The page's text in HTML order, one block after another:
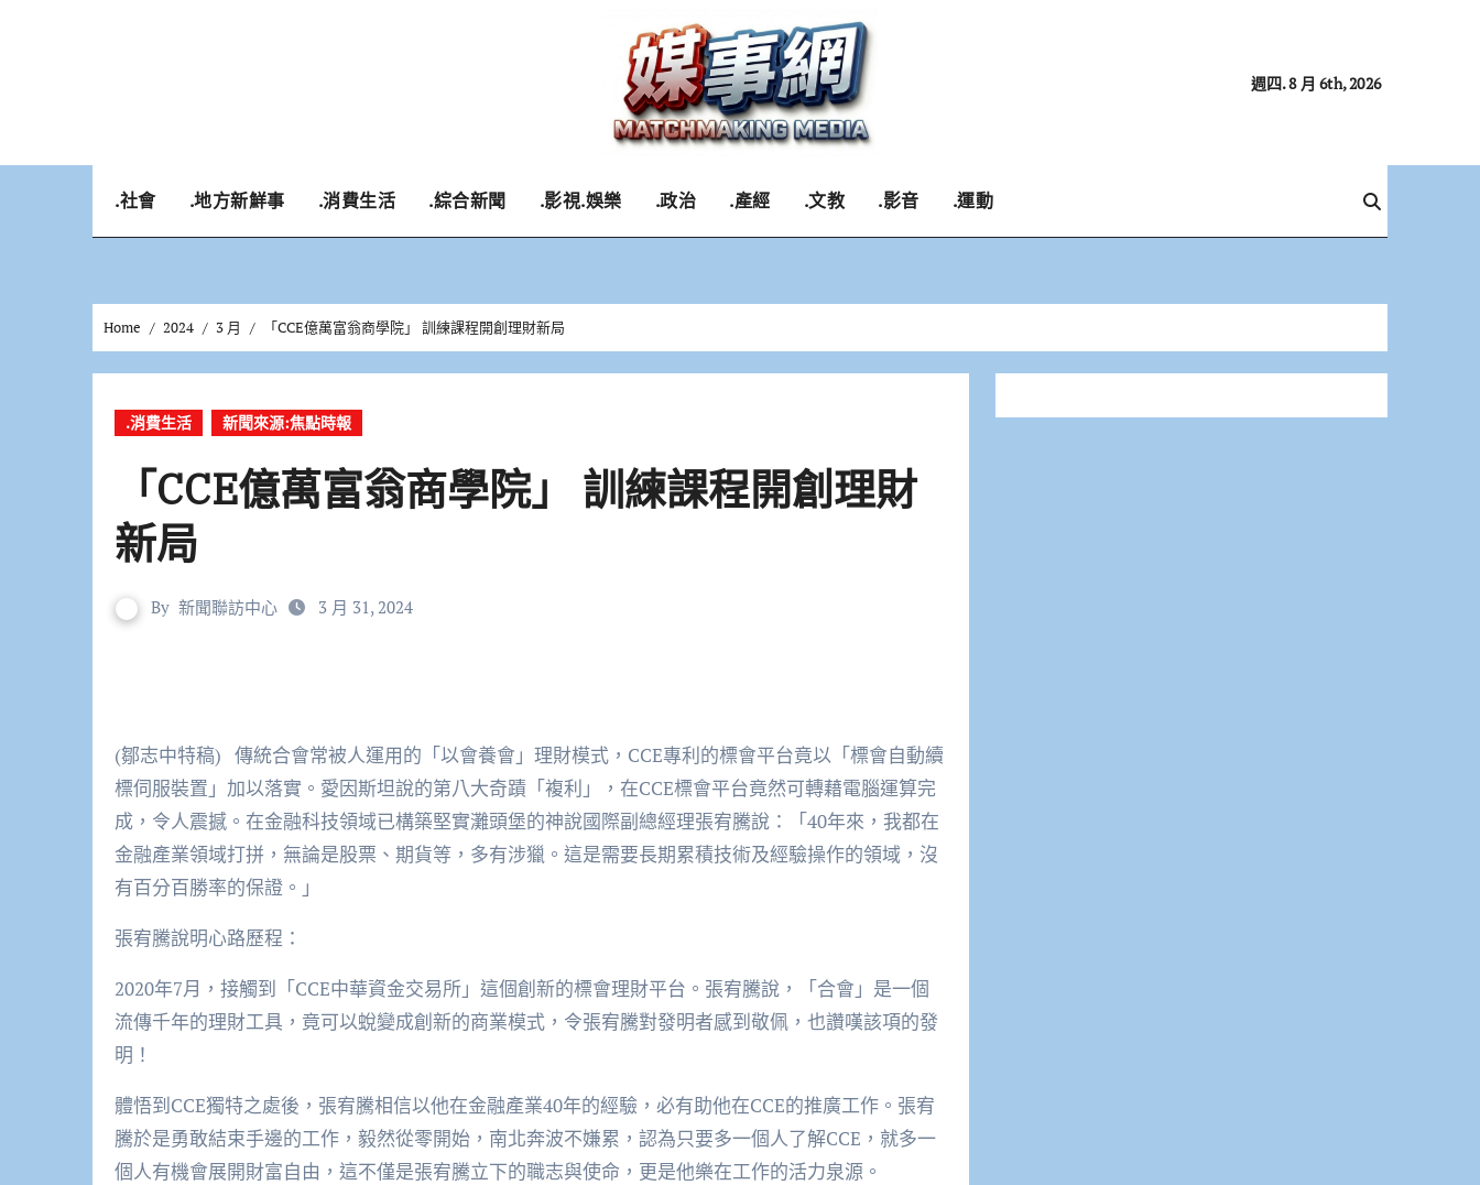
週四. 8 月 6th, 2026
.社會 .地方新鮮事 .消費生活 .綜合新聞 .影視.娛樂 .政治 .產經 .文教 .影音 .運動
Home 2024 3 月 「CCE億萬富翁商學院」 訓練課程開創理財新局
.消費生活 新聞來源:焦點時報
「CCE億萬富翁商學院」 訓練課程開創理財
新局
By 新聞聯訪中心 3 月 31, 2024
(鄒志中特稿) 傳統合會常被人運用的「以會養會」理財模式，CCE專利的標會平台竟以「標會自動續
標伺服裝置」加以落實。愛因斯坦說的第八大奇蹟「複利」，在CCE標會平台竟然可轉藉電腦運算完
成，令人震撼。在金融科技領域已構築堅實灘頭堡的神說國際副總經理張宥騰說：「40年來，我都在
金融產業領域打拼，無論是股票、期貨等，多有涉獵。這是需要長期累積技術及經驗操作的領域，沒
有百分百勝率的保證。」
張宥騰說明心路歷程：
2020年7月，接觸到「CCE中華資金交易所」這個創新的標會理財平台。張宥騰說，「合會」是一個
流傳千年的理財工具，竟可以蛻變成創新的商業模式，令張宥騰對發明者感到敬佩，也讚嘆該項的發
明！
體悟到CCE獨特之處後，張宥騰相信以他在金融產業40年的經驗，必有助他在CCE的推廣工作。張宥
騰於是勇敢結束手邊的工作，毅然從零開始，南北奔波不嫌累，認為只要多一個人了解CCE，就多一
個人有機會展開財富自由，這不僅是張宥騰立下的職志與使命，更是他樂在工作的活力泉源。